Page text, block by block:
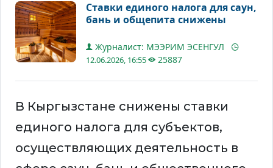
Ставки единого налога для саун,
бань и общепита снижены
Журналист: МЭЭРИМ ЭСЕНГУЛ
12.06.2026, 16:55 25887
В Кыргызстане снижены ставки
единого налога для субъектов,
осуществляющих деятельность в